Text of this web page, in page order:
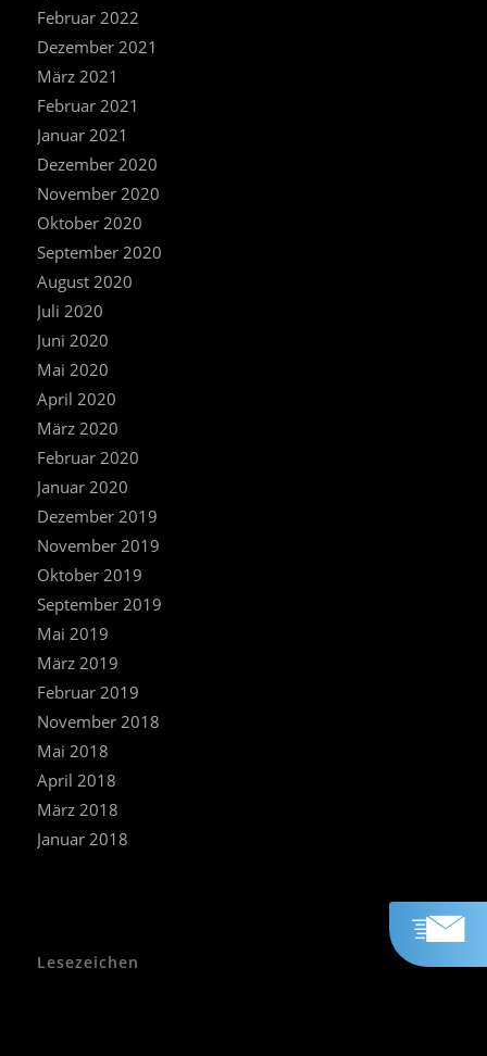
Februar 2022
Dezember 2021
März 2021
Februar 2021
Januar 2021
Dezember 2020
November 2020
Oktober 2020
September 2020
August 2020
Juli 2020
Juni 2020
Mai 2020
April 2020
März 2020
Februar 2020
Januar 2020
Dezember 2019
November 2019
Oktober 2019
September 2019
Mai 2019
März 2019
Februar 2019
November 2018
Mai 2018
April 2018
März 2018
Januar 2018
Lesezeichen